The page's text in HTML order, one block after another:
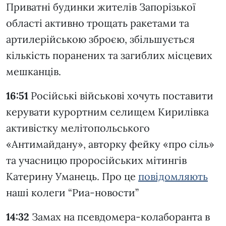
Приватні будинки жителів Запорізької
області активно трощать ракетами та
артилерійською зброєю, збільшується
кількість поранених та загиблих місцевих
мешканців.
16:51 Російські військові хочуть поставити
керувати курортним селищем Кирилівка
активістку мелітопольського
«Антимайдану», авторку фейку «про сіль»
та учасницю проросійських мітингів
Катерину Уманець. Про це повідомляють
наші колеги “Риа-новости”
14:32 Замах на псевдомера-колаборанта в